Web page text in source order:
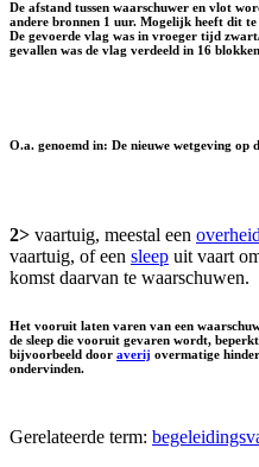
De afstand tussen waarschuwer en vlot
andere bronnen 1 uur. Mogelijk heeft dit
De gevoerde vlag was in vroeger tijd
gevallen was de vlag verdeeld in 16
O.a. genoemd in: De nieuwe wetgeving op
2> vaartuig, meestal een
vaartuig, of een sleep uit vaart
komst daarvan te waarschuwen.
Het vooruit laten varen van een
de sleep die vooruit gevaren wordt, beperkt
bijvoorbeeld door averij overmatige
ondervinden.
Gerelateerde term: